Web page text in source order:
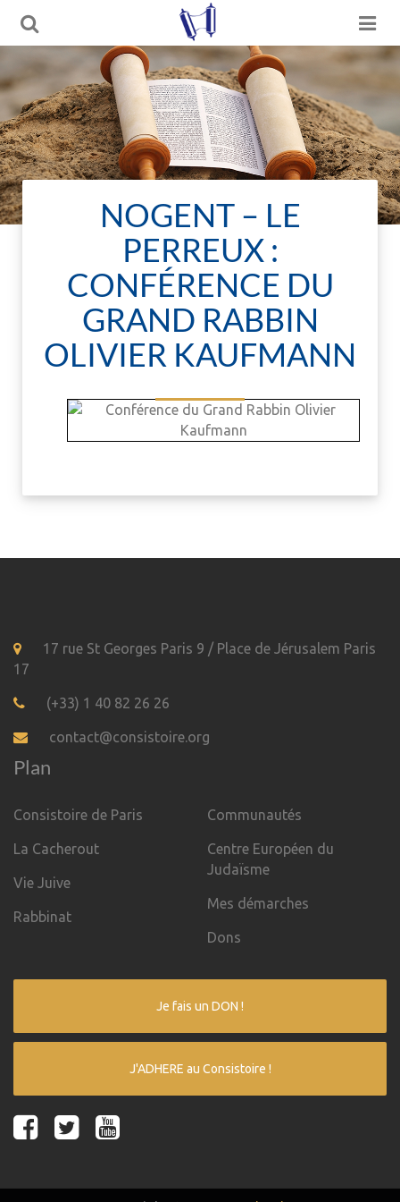
NOGENT – LE
PERREUX :
CONFÉRENCE DU
GRAND RABBIN
OLIVIER KAUFMANN
17 rue St Georges Paris 9 / Place de Jérusalem Paris
17
(+33) 1 40 82 26 26
contact@consistoire.org
Plan
Consistoire de Paris
La Cacherout
Vie Juive
Rabbinat
Communautés
Centre Européen du
Judaïsme
Mes démarches
Dons
Je fais un DON !
J'ADHERE au Consistoire !